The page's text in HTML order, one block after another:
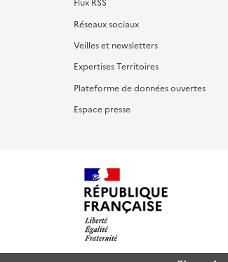
Réseaux sociaux
Veilles et newsletters
Expertises Territoires
Plateforme de données ouvertes
Espace presse